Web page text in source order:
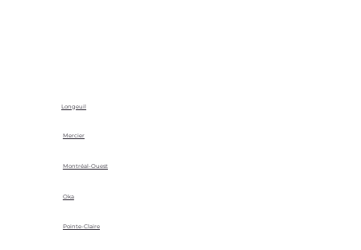
Longeuil
Mercier
Montréal-Ouest
Oka
Pointe-Claire